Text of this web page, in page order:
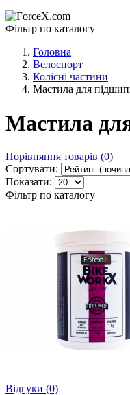
Фільтр по каталогу
Головна
Велоспорт
Колісні частини
Мастила для
Мастила
Порівняння товарів (0)
Сортувати:
Показати:
Фільтр по каталогу
Відгуки (0)